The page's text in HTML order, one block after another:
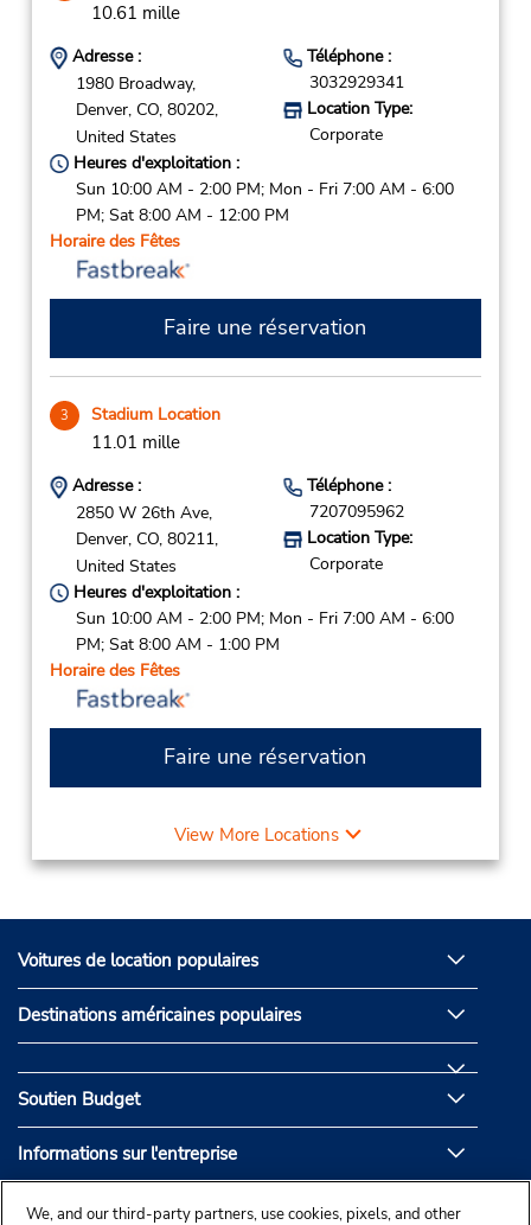
10.61 mille
Adresse :
1980 Broadway,
Denver, CO, 80202,
United States
Téléphone :
3032929341
Location Type:
Corporate
Heures d'exploitation :
Sun 10:00 AM - 2:00 PM; Mon - Fri 7:00 AM - 6:00
PM; Sat 8:00 AM - 12:00 PM
Horaire des Fêtes
Faire une réservation
3 Stadium Location
11.01 mille
Adresse :
2850 W 26th Ave,
Denver, CO, 80211,
United States
Téléphone :
7207095962
Location Type:
Corporate
Heures d'exploitation :
Sun 10:00 AM - 2:00 PM; Mon - Fri 7:00 AM - 6:00
PM; Sat 8:00 AM - 1:00 PM
Horaire des Fêtes
Faire une réservation
View More Locations
Voitures de location populaires
Destinations américaines populaires
Soutien Budget
Informations sur l'entreprise
Partenaires de Budget
We, and our third-party partners, use cookies, pixels, and other